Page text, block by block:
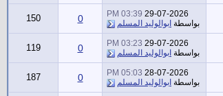
29-07-2026
03:39 PM
بواسطة ابوالوليد المسلم 0
150
29-07-2026
03:23 PM
بواسطة ابوالوليد المسلم 0
119
28-07-2026
05:03 PM
بواسطة ابوالوليد المسلم 0
187